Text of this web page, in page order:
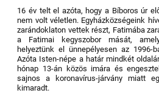
16 év telt el azóta, hogy a Bíboros úr
nem volt véletlen. Egyházközségeink
zarándoklaton vettek részt, Fatimába
a Fatimai kegyszobor mását,
helyeztünk el ünnepélyesen az 1996-
Azóta Isten-népe a határ mindkét
hónap 13-án közös imára és
sajnos a koronavírus-járvány miatt
kimaradt.